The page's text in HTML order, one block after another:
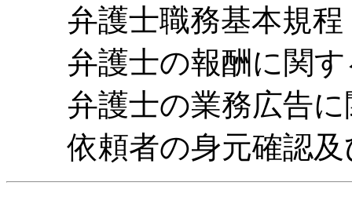
弁護士職務基本規程
弁護士の報酬に関す
弁護士の業務広告に
依頼者の身元確認及